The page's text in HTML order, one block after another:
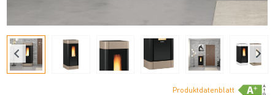
Produktdatenblatt